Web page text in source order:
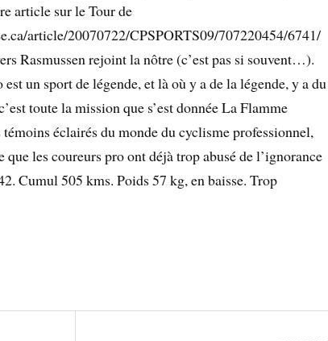
article sur le Tour de
article/20070722/CPSPORTS09/707220454/6741/
Rasmussen rejoint la nôtre (c’est pas si souvent…).
un sport de légende, et là où y a de la légende, y a du
toute la mission que s’est donnée La Flamme
témoins éclairés du monde du cyclisme professionnel,
les coureurs pro ont déjà trop abusé de l’ignorance
Cumul 505 kms. Poids 57 kg, en baisse. Trop